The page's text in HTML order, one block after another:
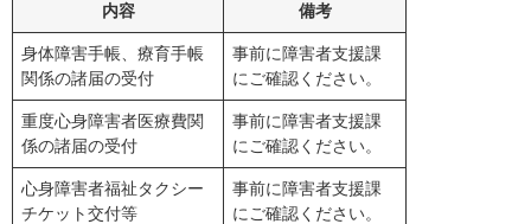
内容 備考
身体障害手帳、療育手帳
関係の諸届の受付
事前に障害者支援課
にご確認ください。
重度心身障害者医療費関
係の諸届の受付
事前に障害者支援課
にご確認ください。
心身障害者福祉タクシー
チケット交付等
事前に障害者支援課
にご確認ください。